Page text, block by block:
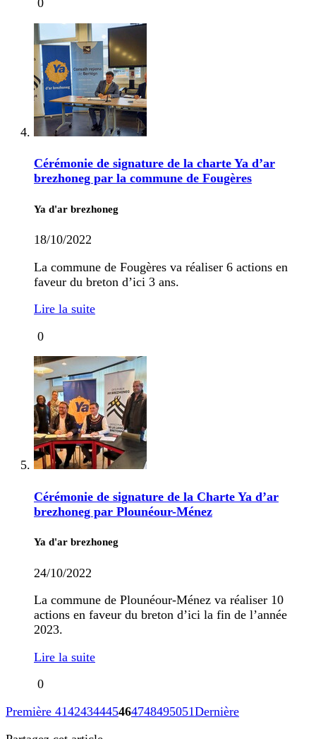
0
Cérémonie de signature de la charte Ya d’ar
brezhoneg par la commune de Fougères
Ya d'ar brezhoneg
18/10/2022
La commune de Fougères va réaliser 6 actions en
faveur du breton d’ici 3 ans.
Lire la suite
0
Cérémonie de signature de la Charte Ya d’ar
brezhoneg par Plounéour-Ménez
Ya d'ar brezhoneg
24/10/2022
La commune de Plounéour-Ménez va réaliser 10
actions en faveur du breton d’ici la fin de l’année
2023.
Lire la suite
0
Première 4142434445464748495051Dernière